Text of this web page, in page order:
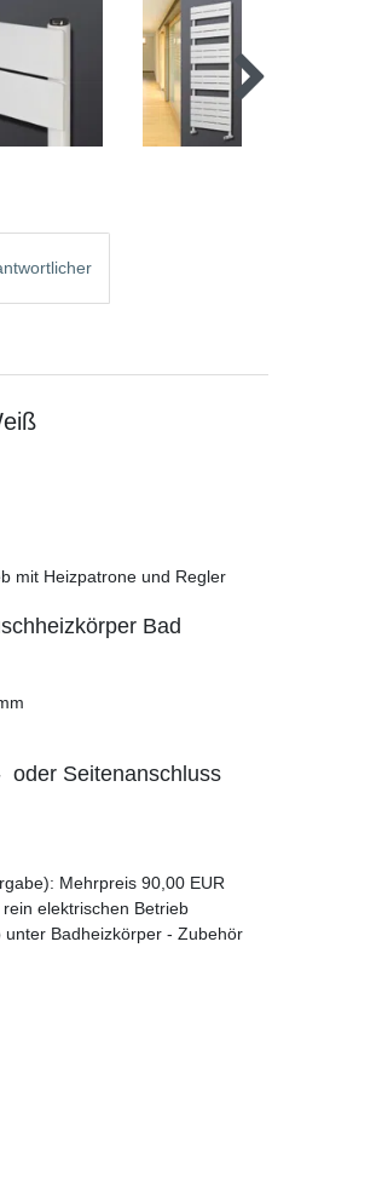
mit Heizpatrone und Regler
Bad
oder Seitenanschluss
Mehrpreis 90,00 EUR
elektrischen Betrieb
Badheizkörper - Zubehör